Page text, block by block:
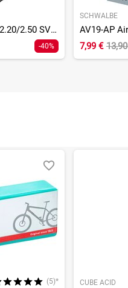
FreeRide Schlauch 27.5x2.20/2.50 SV - 48 mm
-40%
SCHWALBE
7,99 €
(5)* CUBE ACID